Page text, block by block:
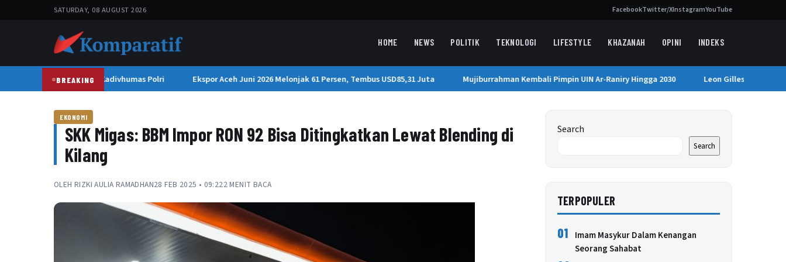
SATURDAY, 08 AUGUST 2026 FacebookTwitter/XInstagramYouTube
HOME NEWS POLITIK TEKNOLOGI LIFESTYLE KHAZANAH OPINI INDEKS
BREAKING
Ini Penjelasan Kadivhumas Polri Ekspor Aceh Juni 2026 Melonjak 61 Persen, Tembus USD85,31 Juta Mujiburrahman Kembali Pimpin UIN Ar-Raniry Hingga 2030 Leon Gillespie
EKONOMI
SKK Migas: BBM Impor RON 92 Bisa Ditingkatkan Lewat Blending di
Kilang
OLEH RIZKI AULIA RAMADHAN28 FEB 2025 • 09:222 MENIT BACA
Search
Search
TERPOPULER
01
Imam Masykur Dalam Kenangan
Seorang Sahabat